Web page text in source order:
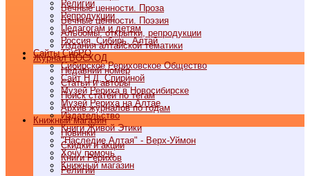
Религии
Репродукции
Педагогам и детям
Россия, Сибирь, Алтай
Cайты СибРО
Сибирское Рериховское Общество
Сайт Н.Д. Спириной
Музей Рериха в Новосибирске
Музей Рериха на Алтае
Издательство
Книги Живой Этики
"Наследие Алтая" - Верх-Уймон
Хочу помочь
Книжный магазин
Вечные ценности. Проза
Вечные ценности. Поэзия
Альбомы, открытки, репродукции
Издания алтайской тематики
Журнал ВОСХОД
Недавний номер
Статьи и авторы
Поиск статей по тегам
Архив журналов по годам
Книжный магазин
Новинки
Скидки и акции
Книги Рерихов
Религии